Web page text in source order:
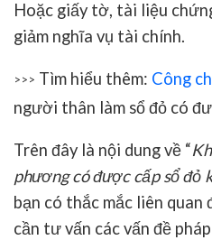
Hoặc giấy tờ, tài liệu
giảm nghĩa vụ tài chính.
>>> Tìm hiểu thêm: Công
người thân làm sổ đỏ có
Trên đây là nội dung về “
phương có được cấp sổ đỏ
bạn có thắc mắc liên quan
cần tư vấn các vấn đề